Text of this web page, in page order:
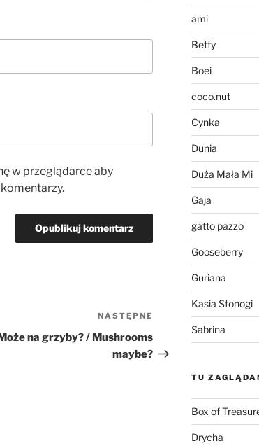
w przeglądarce aby
Następny
wpis
NASTĘPNE
na grzyby? / Mushrooms
maybe?
ami
Betty
Boei
coco.nut
Cynka
Dunia
Duża Mała Mi
Gaja
gatto pazzo
Gooseberry
Guriana
Kasia Stonogi
Sabrina
TU
Box of
Drycha